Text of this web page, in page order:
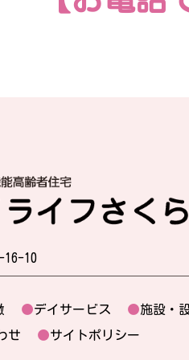
16-10
●デイサービス ●施設・
せ ●サイトポリシー